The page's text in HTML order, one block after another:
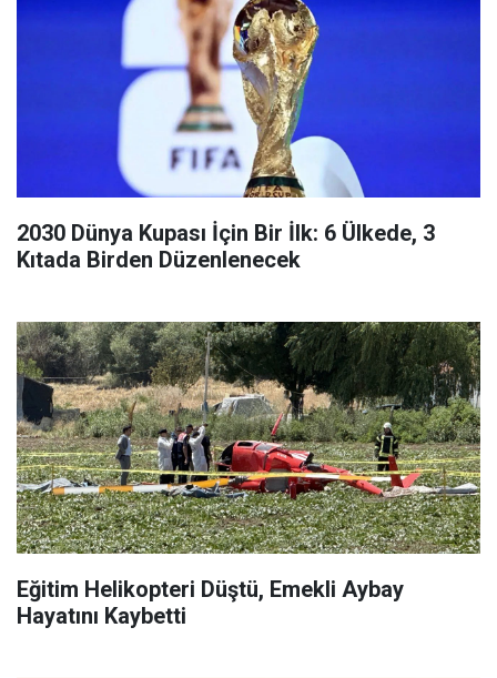
2030 Dünya Kupası İçin Bir İlk: 6 Ülkede, 3
Kıtada Birden Düzenlenecek
Eğitim Helikopteri Düştü, Emekli Aybay
Hayatını Kaybetti